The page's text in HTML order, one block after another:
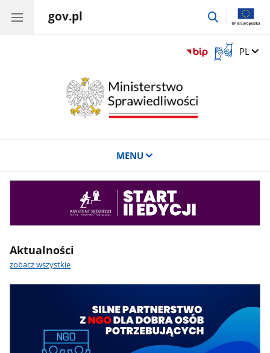
gov.pl
przejdź
Otwórz
okno
Zmień
PL
MENU
Aktualności
zobacz wszystkie